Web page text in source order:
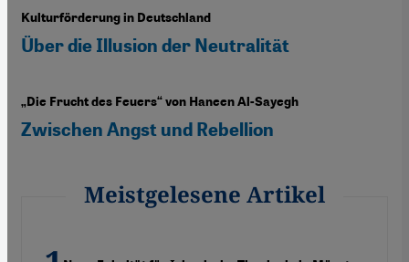
Kulturförderung in Deutschland
Über die Illusion der Neutralität
„Die Frucht des Feuers“ von Haneen Al-Sayegh
Zwischen Angst und Rebellion
Meistgelesene Artikel